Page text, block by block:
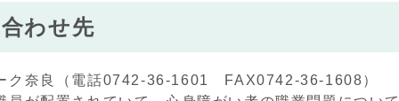
わせ先
ク奈良（電話0742-36-1601 FAX0742-36-1608）